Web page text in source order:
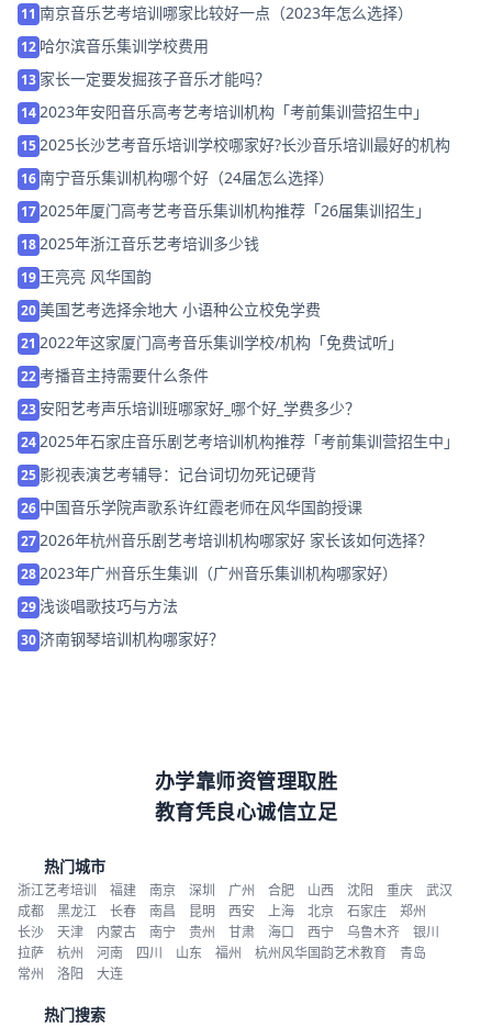
11 南京音乐艺考培训哪家比较好一点（2023年怎么选择）
12 哈尔滨音乐集训学校费用
13 家长一定要发掘孩子音乐才能吗？
14 2023年安阳音乐高考艺考培训机构「考前集训营招生中」
15 2025长沙艺考音乐培训学校哪家好?长沙音乐培训最好的机构
16南宁音乐集训机构哪个好（24届怎么选择）
17 2025年厦门高考艺考音乐集训机构推荐「26届集训招生」
18 2025年浙江音乐艺考培训多少钱
19 王亮亮 风华国韵
20美国艺考选择余地大 小语种公立校免学费
21 2022年这家厦门高考音乐集训学校/机构「免费试听」
22考播音主持需要什么条件
23 安阳艺考声乐培训班哪家好_哪个好_学费多少？
24 2025年石家庄音乐剧艺考培训机构推荐「考前集训营招生中」
25 影视表演艺考辅导：记台词切勿死记硬背
26 中国音乐学院声歌系许红霞老师在风华国韵授课
27 2026年杭州音乐剧艺考培训机构哪家好 家长该如何选择？
28 2023年广州音乐生集训（广州音乐集训机构哪家好）
29浅谈唱歌技巧与方法
30 济南钢琴培训机构哪家好？
办学靠师资管理取胜
教育凭良心诚信立足
热门城市
浙江艺考培训 福建 南京 深圳 广州 合肥 山西 沈阳 重庆
武汉
成都
黑龙江 长春 南昌 昆明 西安 上海 北京 石家庄
郑州
长沙
天津 内蒙古 南宁 贵州 甘肃 海口 西宁 乌鲁木齐
银川
拉萨
杭州 河南 四川 山东 福州 杭州风华国韵艺术教育
青岛
常州
洛阳 大连
热门搜索